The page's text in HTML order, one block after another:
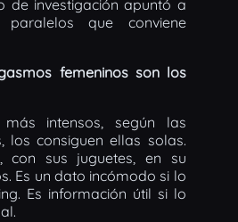
de investigación apuntó a
que conviene
femeninos son los
intensos, según las
los consiguen ellas solas.
con sus juguetes, en su
Es un dato incómodo si lo
Es información útil si lo